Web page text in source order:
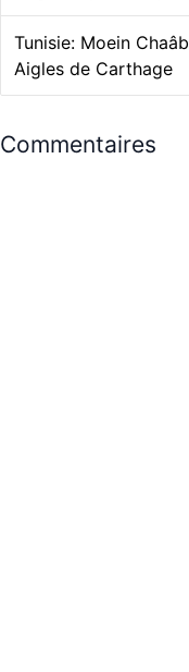
Tunisie: Moein
Aigles de Carthage
Commentaires